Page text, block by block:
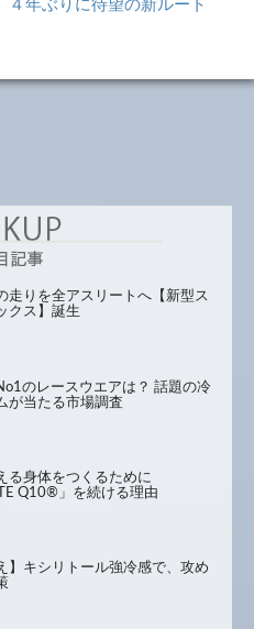
年ぶりに待望の新ルート
走りを全アスリートへ【新型ス
クス】誕生
のレースウエアは？ 話題の冷
が当たる市場調査
る身体をつくるために
Q10®」を続ける理由
】キシリトール強冷感で、攻め